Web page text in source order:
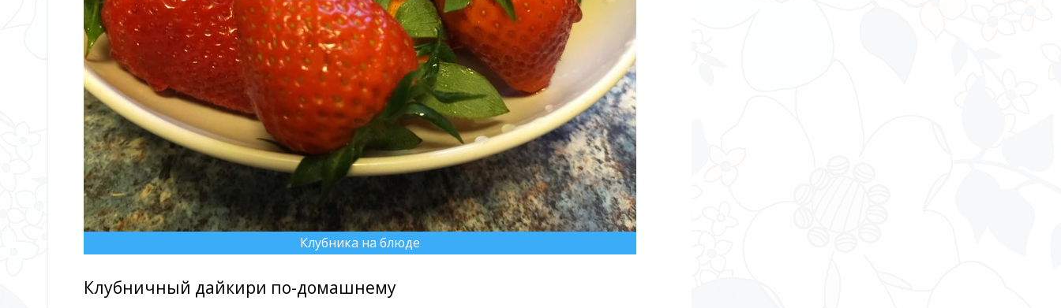
Клубника на блюде
Клубничный дайкири по-домашнему